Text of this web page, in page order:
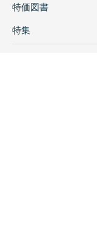
特価図書
特集